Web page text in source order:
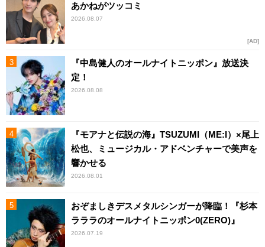
あかねがツッコミ
2026.08.07
AD
『中島健人のオールナイトニッポン』放送決
定！
2026.08.08
『モアナと伝説の海』TSUZUMI（ME:I）×尾上
松也、ミュージカル・アドベンチャーで美声を
響かせる
2026.08.01
おぞましきデスメタルシンガーが降臨！『杉本
ラララのオールナイトニッポン0(ZERO)』
2026.07.19